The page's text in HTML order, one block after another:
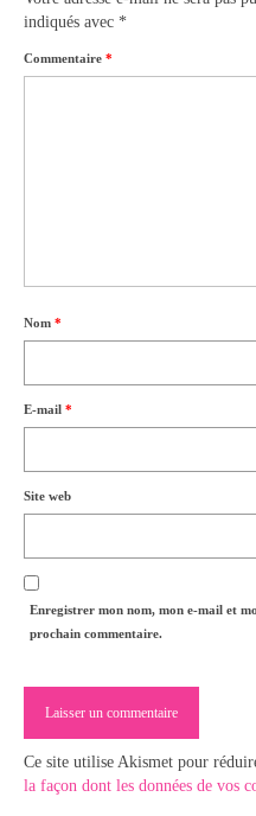
indiqués avec *
Commentaire *
Nom *
E-mail *
Site web
Enregistrer mon nom, mon e-mail et
prochain commentaire.
Ce site utilise Akismet pour
la façon dont les données de vos